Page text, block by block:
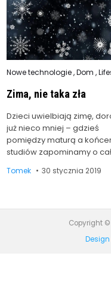
Posted
Nowe technologie,Dom ,
Zima, nie taka zła
Dzieci uwielbiają zimę,
już nieco mniej – gdzieś
pomiędzy maturą a
studiów zapominamy o
Tomek 30 stycznia 2019
Copyright